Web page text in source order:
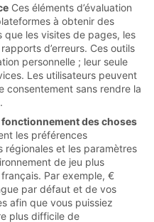
Ces éléments d’évaluation
à obtenir des
que les visites de pages, les
d’erreurs. Ces outils
personnelle ; leur seule
Les utilisateurs peuvent
consentement sans rendre la
des choses
les préférences
régionales et les paramètres
de jeu plus
Par exemple, €
par défaut et de vos
afin que vous puissiez
plus difficile de